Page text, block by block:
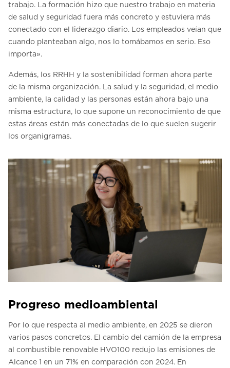
trabajo. La formación hizo que nuestro trabajo en materia
de salud y seguridad fuera más concreto y estuviera más
conectado con el liderazgo diario. Los empleados veían que
cuando planteaban algo, nos lo tomábamos en serio. Eso
importa».
Además, los RRHH y la sostenibilidad forman ahora parte
de la misma organización. La salud y la seguridad, el medio
ambiente, la calidad y las personas están ahora bajo una
misma estructura, lo que supone un reconocimiento de que
estas áreas están más conectadas de lo que suelen sugerir
los organigramas.
Progreso medioambiental
Por lo que respecta al medio ambiente, en 2025 se dieron
varios pasos concretos. El cambio del camión de la empresa
al combustible renovable HVO100 redujo las emisiones de
Alcance 1 en un 71% en comparación con 2024. En